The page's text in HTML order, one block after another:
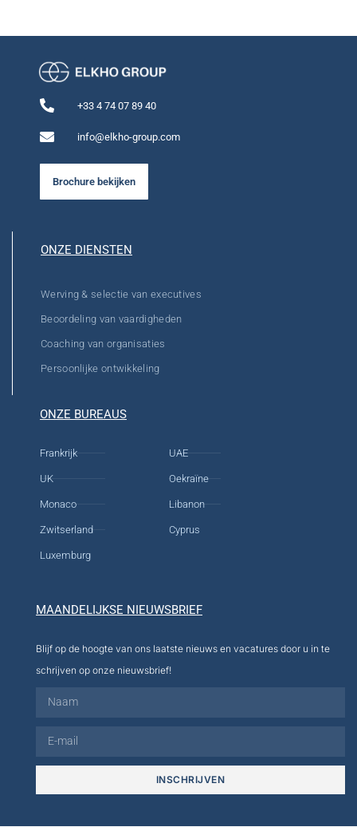
+33 4 74 07 89 40
info@elkho-group.com
Brochure bekijken
ONZE DIENSTEN
Werving & selectie van executives
Beoordeling van vaardigheden
Coaching van organisaties
Persoonlijke ontwikkeling
ONZE BUREAUS
Frankrijk
UK
Monaco
Zwitserland
Luxemburg
UAE
Oekraïne
Libanon
Cyprus
MAANDELIJKSE NIEUWSBRIEF
Blijf op de hoogte van ons laatste nieuws en vacatures door u in te
schrijven op onze nieuwsbrief!
INSCHRIJVEN